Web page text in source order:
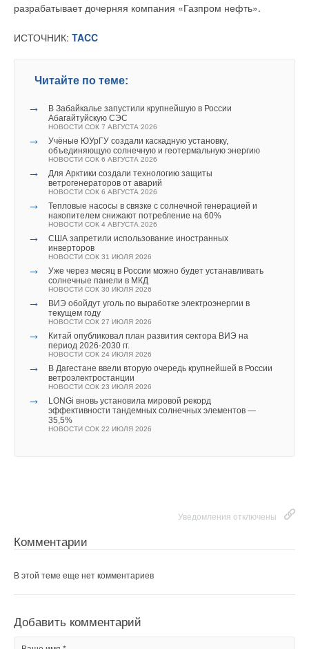
разрабатывает дочерняя компания «Газпром нефть».
ИСТОЧНИК: TACC
Читайте по теме:
→
В Забайкалье запустили крупнейшую в России
Абагайтуйскую СЭС
НОВОСТИ СОК 7 АВГУСТА 2026
→
Учёные ЮУрГУ создали каскадную установку,
объединяющую солнечную и геотермальную энергию
НОВОСТИ СОК 6 АВГУСТА 2026
→
Для Арктики создали технологию защиты
ветрогенераторов от аварий
НОВОСТИ СОК 6 АВГУСТА 2026
→
Тепловые насосы в связке с солнечной генерацией и
накопителем снижают потребление на 60%
НОВОСТИ СОК 4 АВГУСТА 2026
→
США запретили использование иностранных
инверторов
НОВОСТИ СОК 31 ИЮЛЯ 2026
→
Уже через месяц в России можно будет устанавливать
солнечные панели в МКД
НОВОСТИ СОК 30 ИЮЛЯ 2026
→
ВИЭ обойдут уголь по выработке электроэнергии в
текущем году
НОВОСТИ СОК 27 ИЮЛЯ 2026
→
Китай опубликовал план развития сектора ВИЭ на
период 2026-2030 гг.
НОВОСТИ СОК 24 ИЮЛЯ 2026
→
В Дагестане ввели вторую очередь крупнейшей в России
ветроэлектростанции
НОВОСТИ СОК 23 ИЮЛЯ 2026
→
LONGi вновь установила мировой рекорд
эффективности тандемных солнечных элементов —
35,5%
НОВОСТИ СОК 22 ИЮЛЯ 2026
Уведомления отключены
Комментарии
В этой теме еще нет комментариев
Добавить комментарий